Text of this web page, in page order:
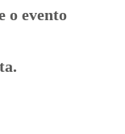
o evento